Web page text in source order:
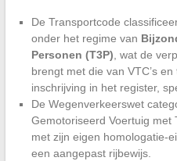
De Transportcode
onder het regime van
Personen (T3P) , wat de
brengt met die van VTC’s en
inschrijving in het register,
De Wegenverkeerswet
Gemotoriseerd Voertuig met
met zijn eigen homologatie-
een aangepast rijbewijs.